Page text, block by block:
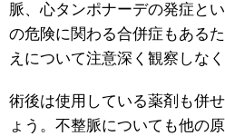
脈、心タンポナーデの発症と
の危険に関わる合併症もある
えについて注意深く観察しな
術後は使用している薬剤も併
ょう。不整脈についても他の